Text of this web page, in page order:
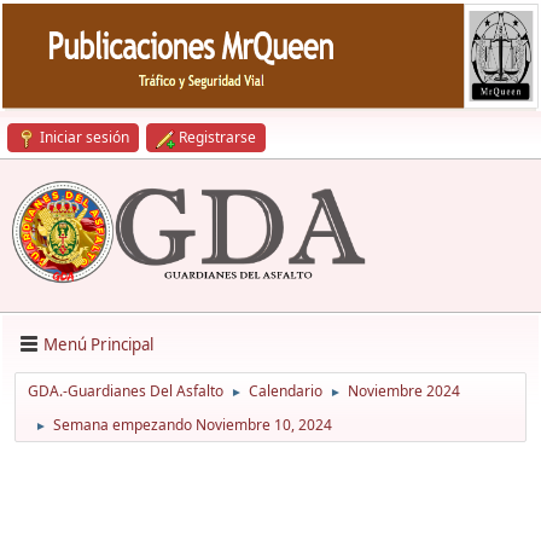
Iniciar sesión Registrarse
Menú Principal
GDA.-Guardianes Del Asfalto ► Calendario ► Noviembre 2024
► Semana empezando Noviembre 10, 2024